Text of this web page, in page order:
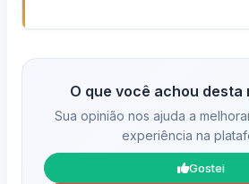
O que você achou desta
Sua opinião nos ajuda a
experiência na
Gostei